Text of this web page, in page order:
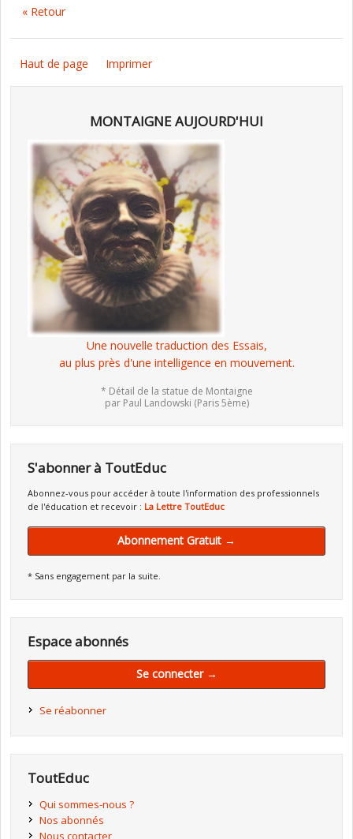
« Retour
Haut de page Imprimer
MONTAIGNE AUJOURD'HUI
Une nouvelle traduction des Essais,
au plus près d'une intelligence en mouvement.
* Détail de la statue de Montaigne
par Paul Landowski (Paris 5ème)
S'abonner à ToutEduc
Abonnez-vous pour accéder à toute l'information des professionnels
de l'éducation et recevoir : La Lettre ToutEduc
Abonnement Gratuit →
* Sans engagement par la suite.
Espace abonnés
Se connecter →
Se réabonner
ToutEduc
Qui sommes-nous ?
Nos abonnés
Nous contacter